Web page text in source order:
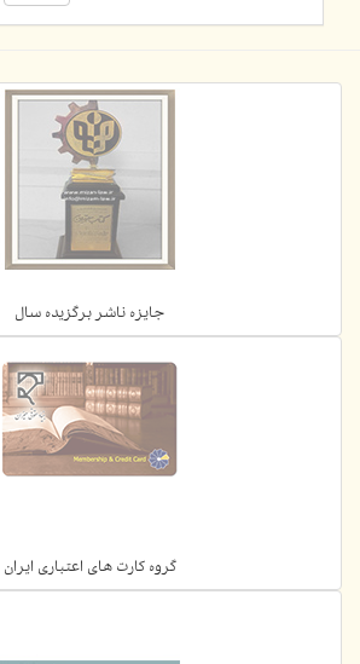
جایزه ناشر برگزیده سال
گروه کارت های اعتباری ایران